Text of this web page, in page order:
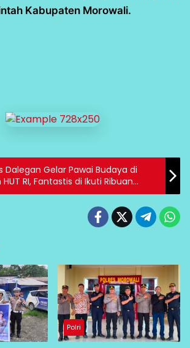
Kabupaten Morowali.
Dalegan Gelar Pawai Budaya di
RI, Fantastis di Ikuti Ribuan
Polri